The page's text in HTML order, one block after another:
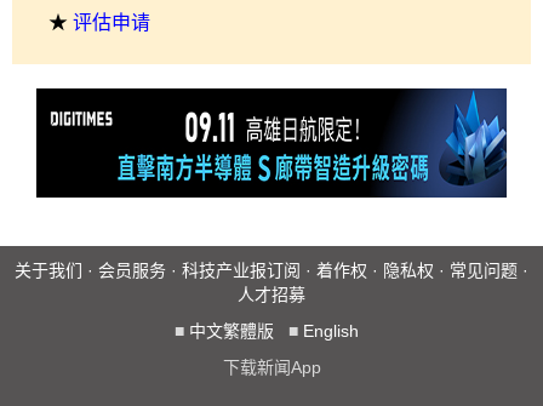
★ 评估申请
关于我们 · 会员服务 · 科技产业报订阅 · 着作权 · 隐私权 · 常见问题 ·
人才招募
■ 中文繁體版 ■ English
下载新闻App